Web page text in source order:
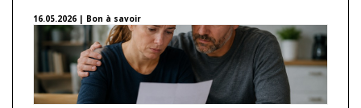
16.05.2026 | Bon à savoir